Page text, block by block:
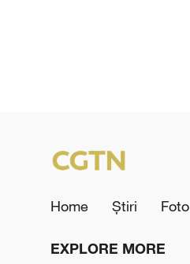
Home Știri Foto
EXPLORE MORE